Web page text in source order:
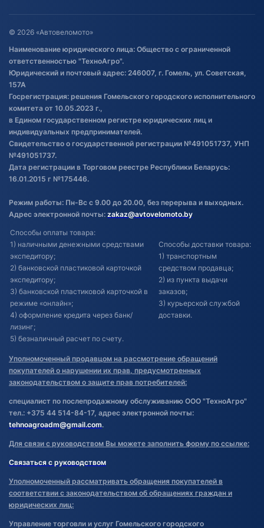
Оставить отзыв
Договор публичной оферты
Обработка файлов cookie
Постановка транспорта на учет
Обновления в ЭПТС 2024
© 2026 «Автовеломото»
Наименование юридического лица: Общество с ограниченной
ответственностью "ТехноАгро".
Юридический и почтовый адрес: 246007, г. Гомель, ул. Советская,
157А
Госрегистрация: решения Гомельского городского исполнительного
комитета от 10.05.2023 г.,
в Едином государственном регистре юридических лиц и
индивидуальных предпринимателей.
Свидетельство о государственной регистрации №491051737, УНП
№491051737.
Дата регистрации в Торговом реестре Республики Беларусь:
16.01.2015 г №175446.
Режим работы: Пн-Вс с 9.00 до 20.00, без перерыва и выходных.
Адрес электронной почты: zakaz@avtovelomoto.by
Способы оплаты товара:
1) наличными денежными средствами
экспедитору;
2) банковской пластиковой карточкой
экспедитору;
3) банковской пластиковой карточкой в
режиме «онлайн»;
4) оформление кредита через банк/
лизинг;
5) безналичный расчет по счету.
Способы доставки товара:
1) транспортным
средством продавца;
2) из пункта выдачи
заказов;
3) курьерской службой
доставки.
Уполномоченный продавцом на рассмотрение обращений
покупателей о нарушении их прав, предусмотренных
законодательством о защите прав потребителей:
специалист по послепродажному обслуживанию ООО "ТехноАгро"
тел.: +375 44 514-84-17, адрес электронной почты:
tehnoagroadm@gmail.com.
Для связи с руководством Вы можете заполнить форму по ссылке:
Связаться с руководством
Уполномоченный рассматривать обращения покупателей в
соответствии с законодательством об обращениях граждан и
юридических лиц:
Управление торговли и услуг Гомельского городского